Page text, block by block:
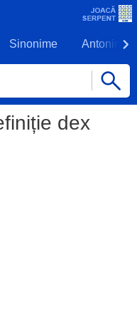
Sinonime Antonime
dex